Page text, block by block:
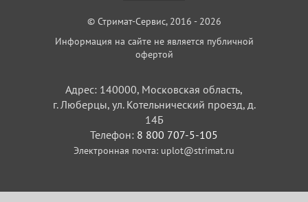
© Стримат-Сервис, 2016 - 2026
Информация на сайте не является публичной
офертой
Адрес: 140000, Московская область,
г. Люберцы, ул. Котельнический проезд, д.
14Б
Телефон: 8 800 707-5-105
Электронная почта: uplot@strimat.ru